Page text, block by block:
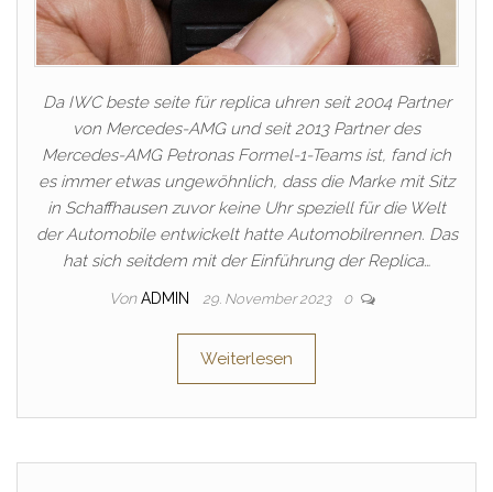
Da IWC beste seite für replica uhren seit 2004 Partner
von Mercedes-AMG und seit 2013 Partner des
Mercedes-AMG Petronas Formel-1-Teams ist, fand ich
es immer etwas ungewöhnlich, dass die Marke mit Sitz
in Schaffhausen zuvor keine Uhr speziell für die Welt
der Automobile entwickelt hatte Automobilrennen. Das
hat sich seitdem mit der Einführung der Replica…
Von ADMIN 29. November 2023 0
Weiterlesen